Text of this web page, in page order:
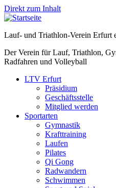
Direkt zum Inhalt
Lauf- und Triathlon-Verein Erfurt
Der Verein für Lauf, Triathlon,
Radfahren und Volleyball
LTV Erfurt
Präsidium
Geschäftsstelle
Mitglied werden
Sportarten
Gymnastik
Krafttraining
Laufen
Pilates
Qi Gong
Radwandern
Schwimmen